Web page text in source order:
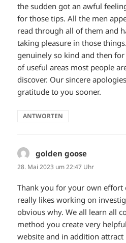
the sudden got an awful
for those tips. All the men
read through all of them and
taking pleasure in those
genuinely so kind and then
of useful areas most people
discover. Our sincere
gratitude to you sooner.
ANTWORTEN
golden goose
28. Mai 2023 um 22:47 Uhr
Thank you for your own effort
really likes working on
obvious why. We all learn all
method you create very
website and in addition